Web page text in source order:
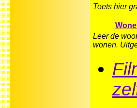
Toets hier
Leer de
wonen.